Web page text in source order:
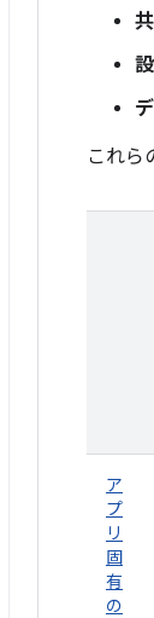
これら
ア
プ
リ
固
有
の